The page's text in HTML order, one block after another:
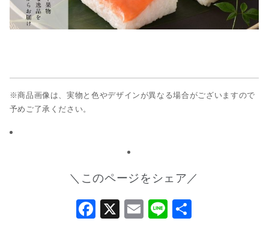
※商品画像は、実物と色やデザインが異なる場合がございますので
予めご了承ください。
＼このページをシェア／
Facebook
X Email
Line